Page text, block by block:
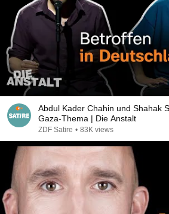
Abdul Kader Chahin und Shahak
Gaza-Thema | Die Anstalt
ZDF Satire • 83K views